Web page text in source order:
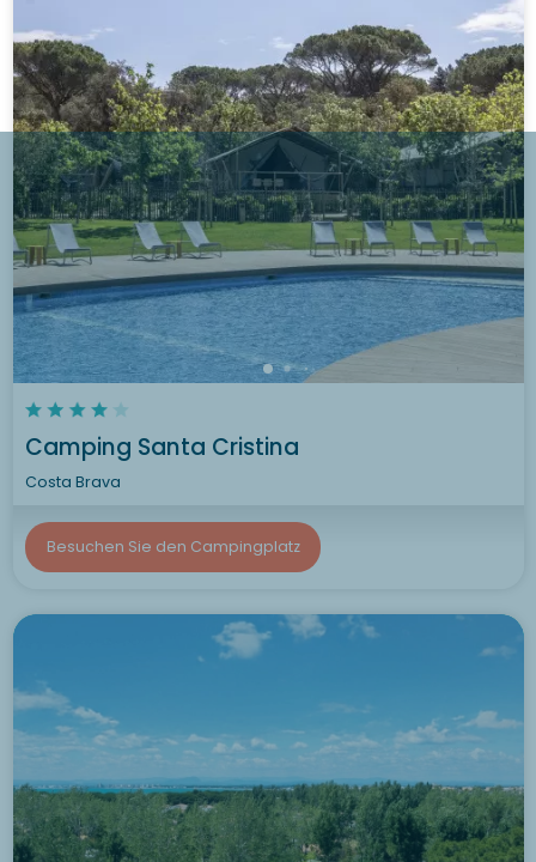
Camping Santa Cristina
Costa Brava
Besuchen Sie den Campingplatz